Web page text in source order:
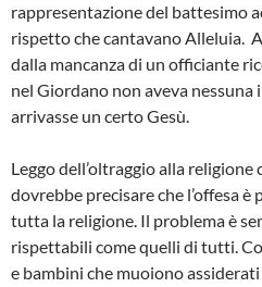
rappresentazione del battesimo
rispetto che cantavano Alleluia.
dalla mancanza di un officiante
nel Giordano non aveva
arrivasse un certo Gesù.
Leggo dell’oltraggio alla religione
dovrebbe precisare che l’offesa è
tutta la religione. Il problema è
rispettabili come quelli di tutti.
e bambini che muoiono